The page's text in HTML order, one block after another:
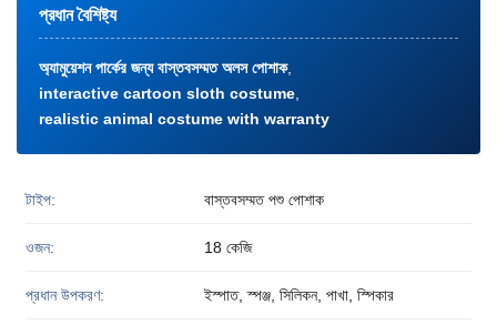
প্রধান বৈশিষ্ট্য
অ্যামুয়েশন পার্কের জন্য বাস্তবসম্মত অলস পোশাক,
interactive cartoon sloth costume
realistic animal costume with warranty
টাইপ: বাস্তবসম্মত পশু পোশাক
ওজন: 18 কেজি
প্রধান উপকরণ: ইস্পাত, স্পঞ্জ, সিলিকন, পাখা, স্পিকার